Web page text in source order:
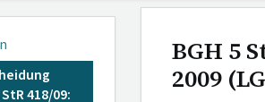
StR 418/09:
BGH 5
2009